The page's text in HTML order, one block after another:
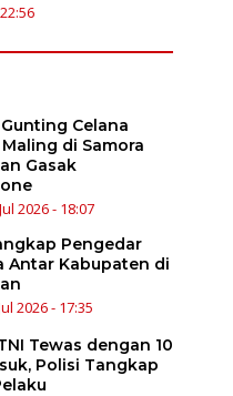
Celana
di Samora
Gasak
2026 - 18:07
Pengedar
Antar Kabupaten di
2026 - 17:35
Tewas dengan 10
Polisi Tangkap